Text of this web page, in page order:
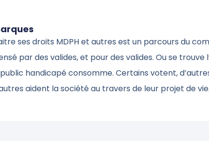
ses droits MDPH et autres est un parcours du
par des valides, et pour des valides. Ou se trouve
handicapé consomme. Certains votent,
aident la société au travers de leur projet de vie.